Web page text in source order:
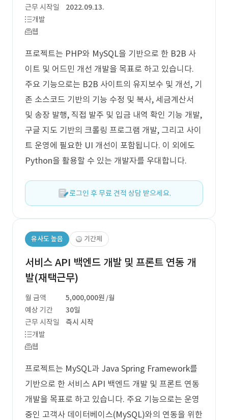
근무 시작일
2022.09.13.
개발
웹
프로젝트는 PHP와 MySQL을 기반으로 한 B2B 사
이트 및 어드민 개선 개발을 목표로 하고 있습니다.
주요 기능으로는 B2B 사이트의 유지보수 및 개선, 기
존 소스코드 기반의 기능 수정 및 복사, 세금계산서
및 송장 발행, 직접 발주 및 입금 내역 확인 기능 개발,
구글 지도 기반의 크롤링 프로그램 개발, 그리고 사이
트 운영에 필요한 UI 개선이 포함됩니다. 이 외에도
Python을 활용할 수 있는 개발자를 우대합니다.
로그인 후 무료 견적 상담 받으세요.
유사도 높음 기간제
서비스 API 백엔드 개발 및 프론트 연동 개
발(재택근무)
월 금액 5,000,000원 /월
예상 기간
30일
근무 시작일
즉시 시작
개발
웹
프로젝트는 MySQL과 Java Spring Framework를
기반으로 한 서비스 API 백엔드 개발 및 프론트 연동
개발을 목표로 하고 있습니다. 주요 기능으로는 운영
중인 고객사 데이터베이스(MySQL)와의 연동을 위한